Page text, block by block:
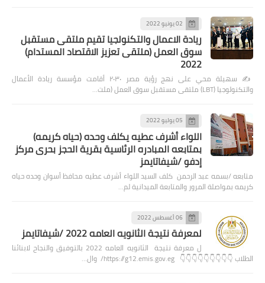
02 يونيو 2022
ريادة الاعمال والتكنولجيا تقيم ملتقى مستقبل
سوق العمل (ملتقى تعزيز الاقتصاد المستدام)
2022
✍️ سهيلة محي على نهج رؤية مصر ٢٠٣٠ أقامت مؤسسة ريادة الأعمال
والتكنولوجيا (LBT) ملتقى مستقبل سوق العمل (ملت…
05 يوليو 2022
اللواء أشرف عطيه يكلف وحده (حياه كريمه)
بمتابعه المبادره الرئاسية بقرية الحجز بحرى مركز
إدفو /شيفاتايمز
متابعه /بسمه عبد الرحمن كلف السيد اللواء أشرف عطيه محافظ أسوان وحده حياه
كريمه بمواصلة المرور والمتابعة الميدانية لم…
06 أغسطس 2022
لمعرفة نتيجة الثانويه العامه 2022 /شيفاتايمز
ل معرفة نتيجة الثانويه العامه 2022 بالتوفيق والنجاح لابنائنا
الطلاب 👇👇👇👇👇👇👇👇👇 https://g12.emis.gov.eg/ وال…